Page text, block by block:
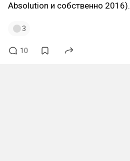
Absolution и собственно 2016).
3
10